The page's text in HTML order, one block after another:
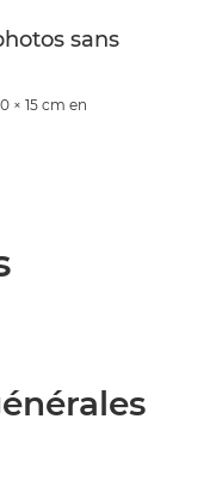
sans
× 15 cm en